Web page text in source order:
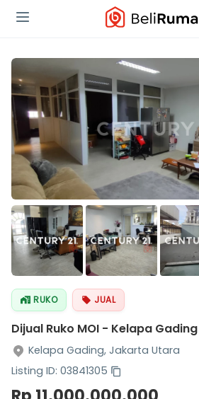
RUKO JUAL
Dijual Ruko MOI - Kelapa
Kelapa Gading, Jakarta Utara
Listing ID: 03841305